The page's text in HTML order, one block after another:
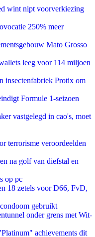
wint nipt voorverkiezing
250% meer
Mato Grosso
leeg voor 114 miljoen
insectenfabriek Protix om
Formule 1-seizoen
vastgelegd in cao's, moet
terrorisme veroordeelden
na golf van diefstal en
op pc
18 zetels voor D66, FvD,
gebruikt
onder grens met Wit-
achievements dit